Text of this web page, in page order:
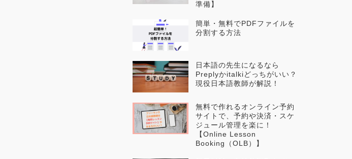
準備】
簡単・無料でPDFファイルを
分割する方法
日本語の先生になるなら
Preplyかitalkiどっちがいい？
現役日本語教師が解説！
無料で作れるオンライン予約
サイトで、予約や決済・スケ
ジュール管理を楽に！
【Online Lesson
Booking（OLB）】